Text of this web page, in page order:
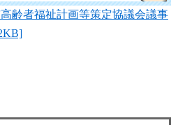
齢者福祉計画等策定協議会議事